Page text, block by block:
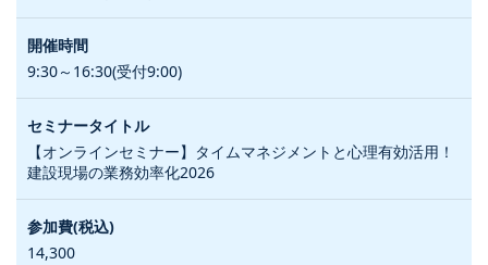
9:30～16:30(受付9:00)
【オンラインセミナー】タイムマネジメントと心理有効活用！
建設現場の業務効率化2026
14,300